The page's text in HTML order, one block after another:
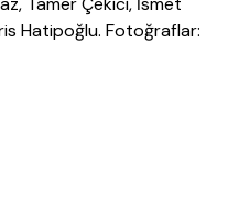
Hatipoğlu. Fotoğraflar: